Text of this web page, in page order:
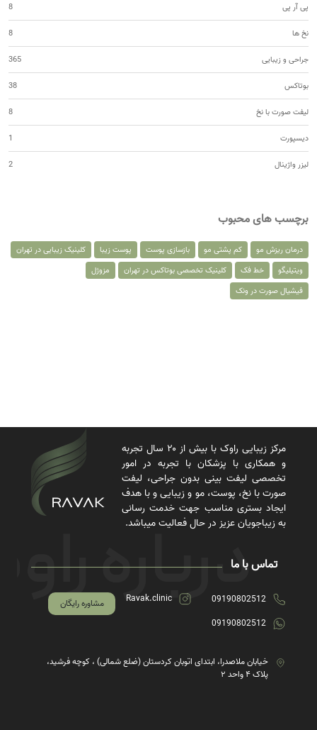
پی آر پی 8
نخ ها 8
جراحی و زیبایی 365
بوتاکس 38
لیفت صورت با نخ 8
دیسپورت 1
لیزر واژینال 2
برچسب های محبوب
درمان ریزش مو کم پشتی مو بازسازی پوست پوست زیبا
کلینیک زیبایی در تهران
ویتیلیگو
خط فک کلینیک تخصصی بوتاکس در تهران
مزوژل
فیشیال صورت در ونک
مرکز زیبایی راوک با بیش از ۲۰ سال تجربه
و همکاری با پزشکان با تجربه در امور
تخصصی لیفت بینی بدون جراحی، لیفت
صورت با نخ، پوست، مو و زیبایی و با هدف
ایجاد بستری مناسب جهت خدمت رسانی
به زیباجویان عزیز در حال فعالیت میباشد.
تماس با ما
09190802512
09190802512
Ravak.clinic مشاوره رایگان
خیابان ملاصدرا، ابتدای اتوبان کردستان (ضلع شمالی) ، کوچه فرشید،
پلاک ۴ واحد ۲